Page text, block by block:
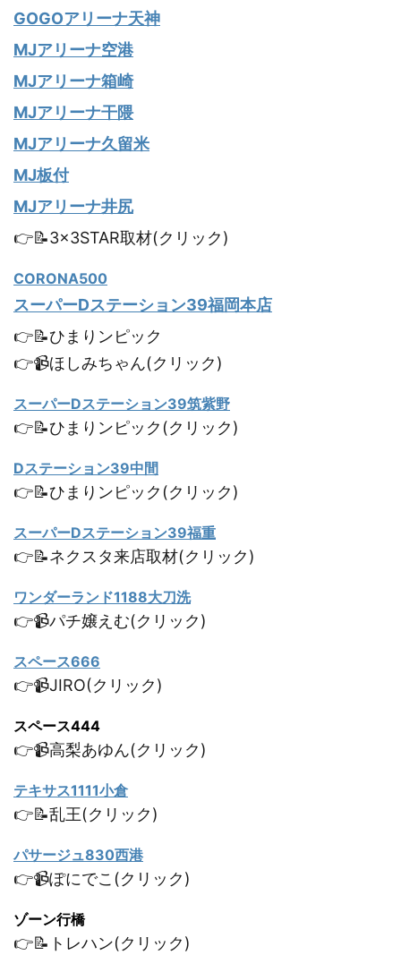
GOGOアリーナ天神
MJアリーナ空港
MJアリーナ箱崎
MJアリーナ干隈
MJアリーナ久留米
MJ板付
MJアリーナ井尻
👉📝3×3STAR取材(クリック)
CORONA500
スーパーDステーション39福岡本店
👉📝ひまりンピック
👉📹ほしみちゃん(クリック)
スーパーDステーション39筑紫野
👉📝ひまりンピック(クリック)
Dステーション39中間
👉📝ひまりンピック(クリック)
スーパーDステーション39福重
👉📝ネクスタ来店取材(クリック)
ワンダーランド1188大刀洗
👉📹パチ嬢えむ(クリック)
スペース666
👉📹JIRO(クリック)
スペース444
👉📹高梨あゆん(クリック)
テキサス1111小倉
👉📝乱王(クリック)
パサージュ830西港
👉📹ぽにでこ(クリック)
ゾーン行橋
👉📝トレハン(クリック)